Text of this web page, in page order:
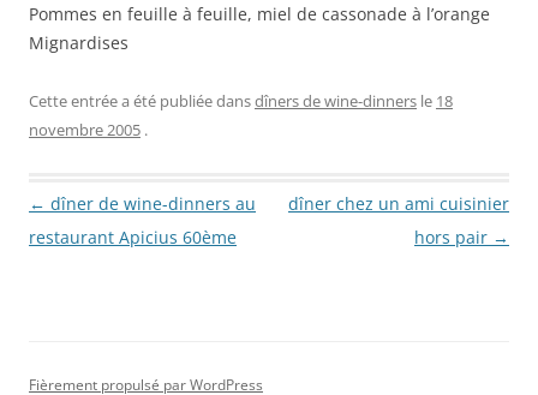
Pommes en feuille à feuille, miel de cassonade à l’orange
Mignardises
Cette entrée a été publiée dansdîners de wine-dinners le 18
novembre 2005 .
Navigation des articles
← dîner de wine-dinners au
restaurant Apicius 60ème
dîner chez un ami cuisinier
hors pair →
Fièrement propulsé par WordPress